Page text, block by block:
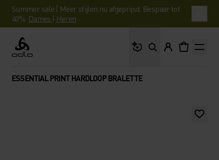
Summer sale | Meer stijlen nu afgeprijsd. Bespaar tot
40%. Dames | Heren
Odlo
ESSENTIAL PRINT HARDLOOP BRALETTE